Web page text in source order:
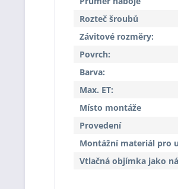
Rozteč šroubů
Závitové rozměry:
Povrch:
Barva:
Max. ET:
Místo montáže
Provedení
Montážní materiál pro
Vtlačná objímka jako